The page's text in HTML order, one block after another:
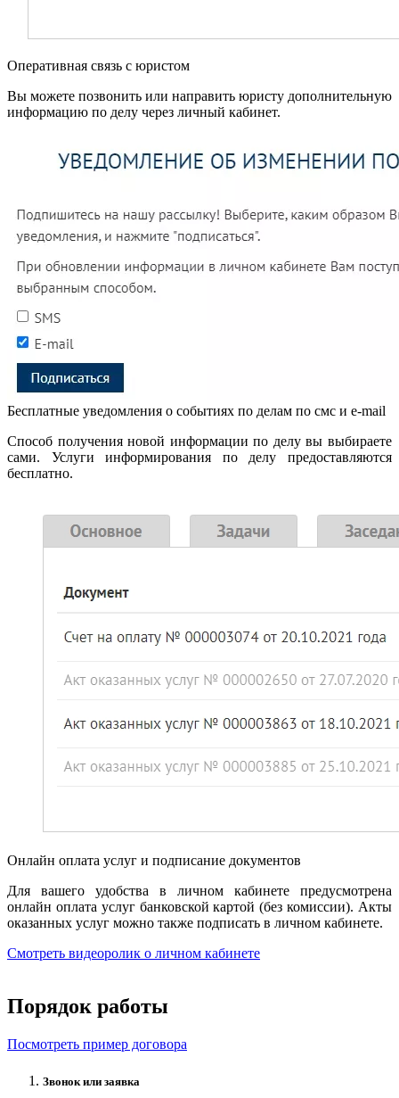
Оперативная связь с юристом
Вы можете позвонить или направить юристу дополнительную
информацию по делу через личный кабинет.
Бесплатные уведомления о событиях по делам по смс и e-mail
Способ получения новой информации по делу вы выбираете
сами. Услуги информирования по делу предоставляются
бесплатно.
Онлайн оплата услуг и подписание документов
Для вашего удобства в личном кабинете предусмотрена
онлайн оплата услуг банковской картой (без комиссии). Акты
оказанных услуг можно также подписать в личном кабинете.
Смотреть видеоролик о личном кабинете
Порядок работы
Посмотреть пример договора
Звонок или заявка